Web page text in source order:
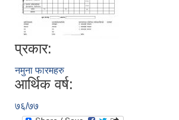
प्रकार:
नमुना फारमहरु
आर्थिक वर्ष:
७६/७७